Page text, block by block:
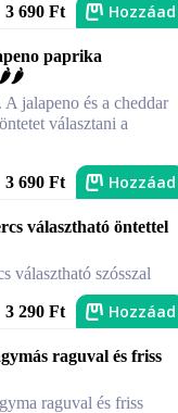
3 690 Ft Hozzáad
paprika
🌶️🌶️
jalapeno és a cheddar
választani a
3 690 Ft Hozzáad
választható öntettel
választható szósszal
3 290 Ft Hozzáad
raguval és friss
raguval és friss